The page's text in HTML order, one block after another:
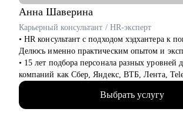
Анна Шаверина
Карьерный консультант / HR-эксперт
• HR консультант с подходом хэдхантера к
Делюсь именно практическим опытом и
• 15 лет подбора персонала разных уровней
компаний как Сбер, Яндекс, ВТБ, Лента,
Делимобиль, Ozon, Yota, 2ГИС и др., из них
консалтинга (АНКОР, Hays), а также
по поиску ТОПов
Выбрать услугу